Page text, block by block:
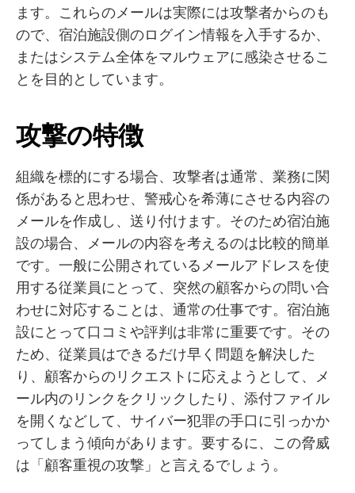
ます。これらのメールは実際には攻撃者からのも
ので、宿泊施設側のログイン情報を入手するか、
またはシステム全体をマルウェアに感染させるこ
とを目的としています。
攻撃の特徴
組織を標的にする場合、攻撃者は通常、業務に関
係があると思わせ、警戒心を希薄にさせる内容の
メールを作成し、送り付けます。そのため宿泊施
設の場合、メールの内容を考えるのは比較的簡単
です。一般に公開されているメールアドレスを使
用する従業員にとって、突然の顧客からの問い合
わせに対応することは、通常の仕事です。宿泊施
設にとって口コミや評判は非常に重要です。その
ため、従業員はできるだけ早く問題を解決した
り、顧客からのリクエストに応えようとして、メ
ール内のリンクをクリックしたり、添付ファイル
を開くなどして、サイバー犯罪の手口に引っかか
ってしまう傾向があります。要するに、この脅威
は「顧客重視の攻撃」と言えるでしょう。